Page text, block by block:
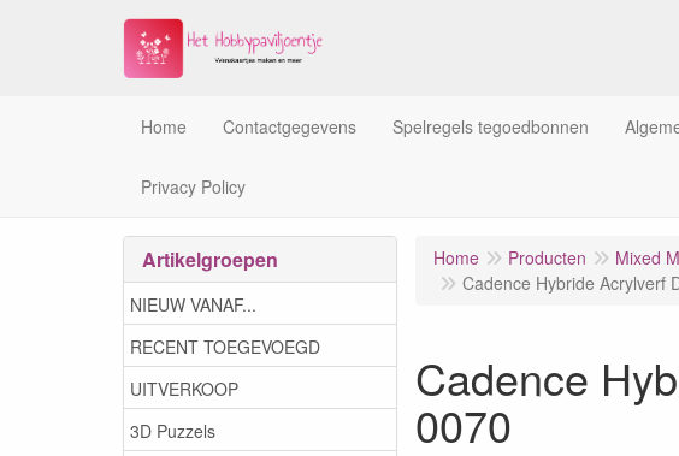
Home Contactgegevens Spelregels tegoedbonnen
Privacy Policy
Artikelgroepen
NIEUW VANAF...
RECENT TOEGEVOEGD
UITVERKOOP
3D Puzzels
Home Producten Mixed
Cadence Hybride Acrylverf
Cadence
0070